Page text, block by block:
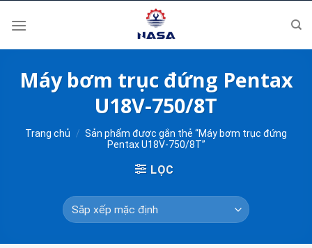
Máy bơm trục đứng Pentax
U18V-750/8T
Trang chủ / Sản phẩm được gắn thẻ “Máy bơm trục đứng
Pentax U18V-750/8T”
LỌC